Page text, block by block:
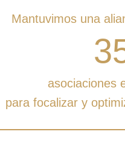
Mantuvimos una
asociaciones
para focalizar y